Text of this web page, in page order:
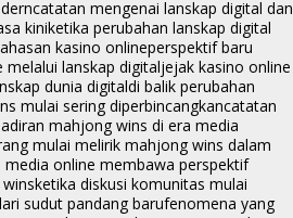
catatan mengenai lanskap digital dan
kiniketika perubahan lanskap digital
kasino onlineperspektif baru
lanskap digitaljejak kasino online
dunia digitaldi balik perubahan
mulai sering diperbincangkancatatan
mahjong wins di era media
mulai melirik mahjong wins dalam
media online membawa perspektif
ketika diskusi komunitas mulai
sudut pandang barufenomena yang